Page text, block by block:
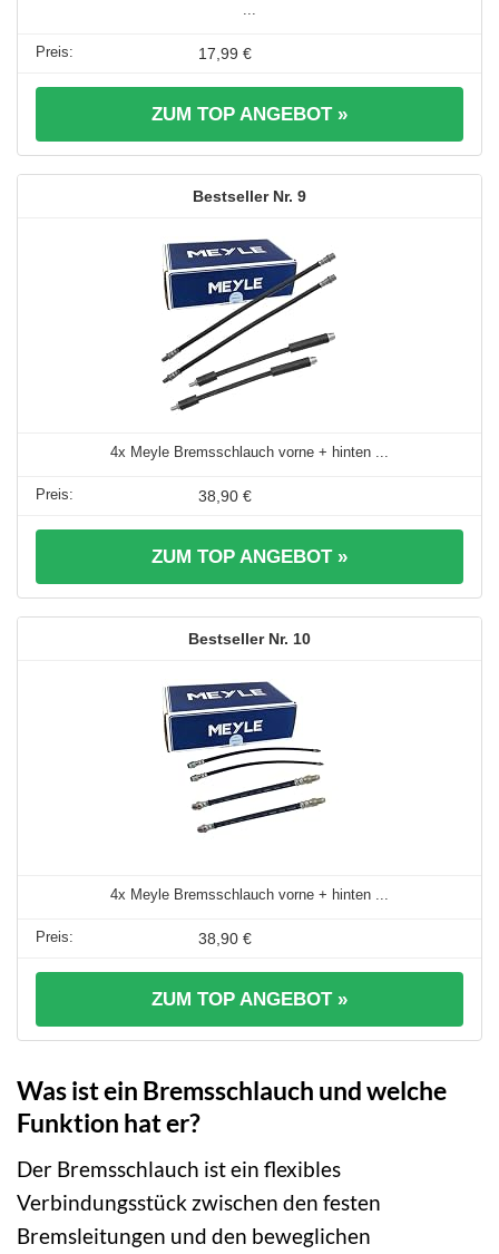
...
17,99 €
ZUM TOP ANGEBOT »
9
4x Meyle Bremsschlauch vorne + hinten ...
38,90 €
ZUM TOP ANGEBOT »
10
4x Meyle Bremsschlauch vorne + hinten ...
38,90 €
ZUM TOP ANGEBOT »
Was ist ein Bremsschlauch und welche
Funktion hat er?
Der Bremsschlauch ist ein flexibles
Verbindungsstück zwischen den festen
Bremsleitungen und den beweglichen